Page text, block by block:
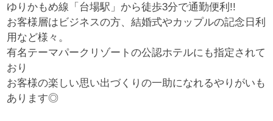
ゆりかもめ線「台場駅」から徒歩3分で通勤便利!!
お客様層はビジネスの方、結婚式やカップルの記念日利
用など様々。
有名テーマパークリゾートの公認ホテルにも指定されて
おり
お客様の楽しい思い出づくりの一助になれるやりがいも
あります◎